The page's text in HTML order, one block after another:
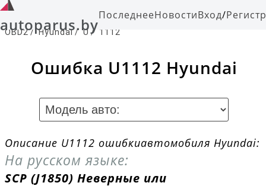
autoparus.byПоследнееНовостиВход/
OBD2/ Hyundai/ U / 1112
Ошибка U1112 Hyundai
Описание U1112 ошибкиавтомобиля Hyundai:
На русском языке:
SCP (J1850) Неверные или